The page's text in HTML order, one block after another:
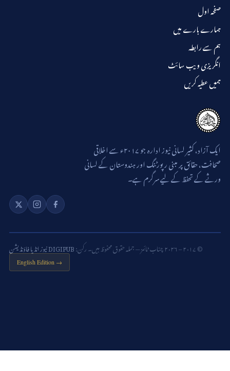
صفحہ اول
ہمارے بارے میں
ہم سے رابطہ
انگریزی ویب سائٹ
ہمیں عطیہ کریں
ایک آزاد، کثیر لسانی نیوز ادارہ جو ۲۰۱۷ء سے اخلاقی
صحافت، حقائق پر مبنی رپورٹنگ اور ہندوستان کے لسانی
ورثے کے تحفظ کے لیے سرگرم ہے۔
DIGIPUB نیوز انڈیا فاؤنڈیشن
English Edition →